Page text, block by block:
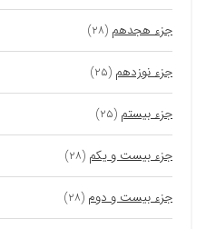
جزء هجدهم (۲۸)
جزء نوزدهم (۲۵)
جزء بیستم (۲۵)
جزء بیست و یکم (۲۸)
جزء بیست و دوم (۲۸)